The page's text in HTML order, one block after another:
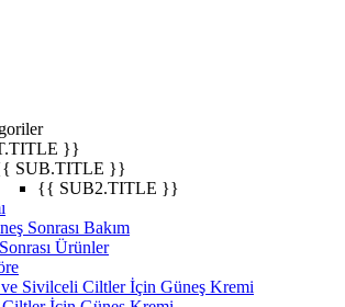
}}
SUB.TITLE }}
{{ SUB2.TITLE }}
Sonrası Bakım
Ürünler
Sivilceli Ciltler İçin Güneş Kremi